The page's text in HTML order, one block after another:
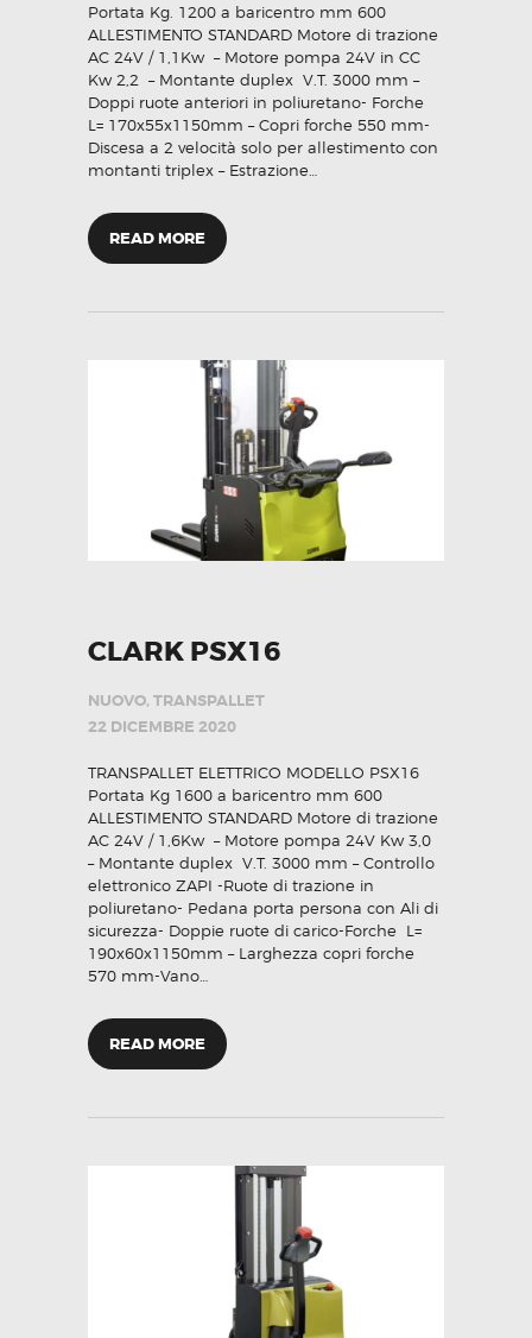
Portata Kg. 1200 a baricentro mm 600
ALLESTIMENTO STANDARD Motore di trazione
AC 24V / 1,1Kw – Motore pompa 24V in CC
Kw 2,2 – Montante duplex V.T. 3000 mm –
Doppi ruote anteriori in poliuretano- Forche
L= 170x55x1150mm – Copri forche 550 mm-
Discesa a 2 velocità solo per allestimento con
montanti triplex – Estrazione…
READ MORE
CLARK PSX16
NUOVO, TRANSPALLET
22 DICEMBRE 2020
TRANSPALLET ELETTRICO MODELLO PSX16
Portata Kg 1600 a baricentro mm 600
ALLESTIMENTO STANDARD Motore di trazione
AC 24V / 1,6Kw – Motore pompa 24V Kw 3,0
– Montante duplex V.T. 3000 mm – Controllo
elettronico ZAPI -Ruote di trazione in
poliuretano- Pedana porta persona con Ali di
sicurezza- Doppie ruote di carico-Forche L=
190x60x1150mm – Larghezza copri forche
570 mm-Vano…
READ MORE